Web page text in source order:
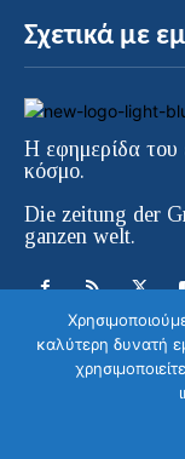
Σχετικά με
Η εφημερίδα του
κόσμο.
Die zeitung der
ganzen welt.
©
καλύτερη δυνατή